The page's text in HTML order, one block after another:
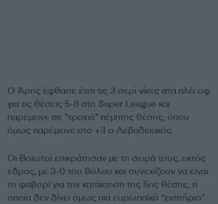
Ο Άρης έφθασε έτσι τις 3 σερί νίκες στα πλέι οφ
για τις θέσεις 5-8 στη Super League και
παρέμεινε σε “τροχιά” πέμπτης θέσης, όπου
όμως παρέμεινε στο +3 ο Λεβαδειακός.
Οι Βοιωτοί επικράτησαν με τη σειρά τους, εκτός
έδρας, με 3-0 του Βόλου και συνεχίζουν να είναι
το φαβορί για την κατάκτηση της 5ης θέσης, η
οποία δεν δίνει όμως πια ευρωπαϊκό “εισιτήριο”.